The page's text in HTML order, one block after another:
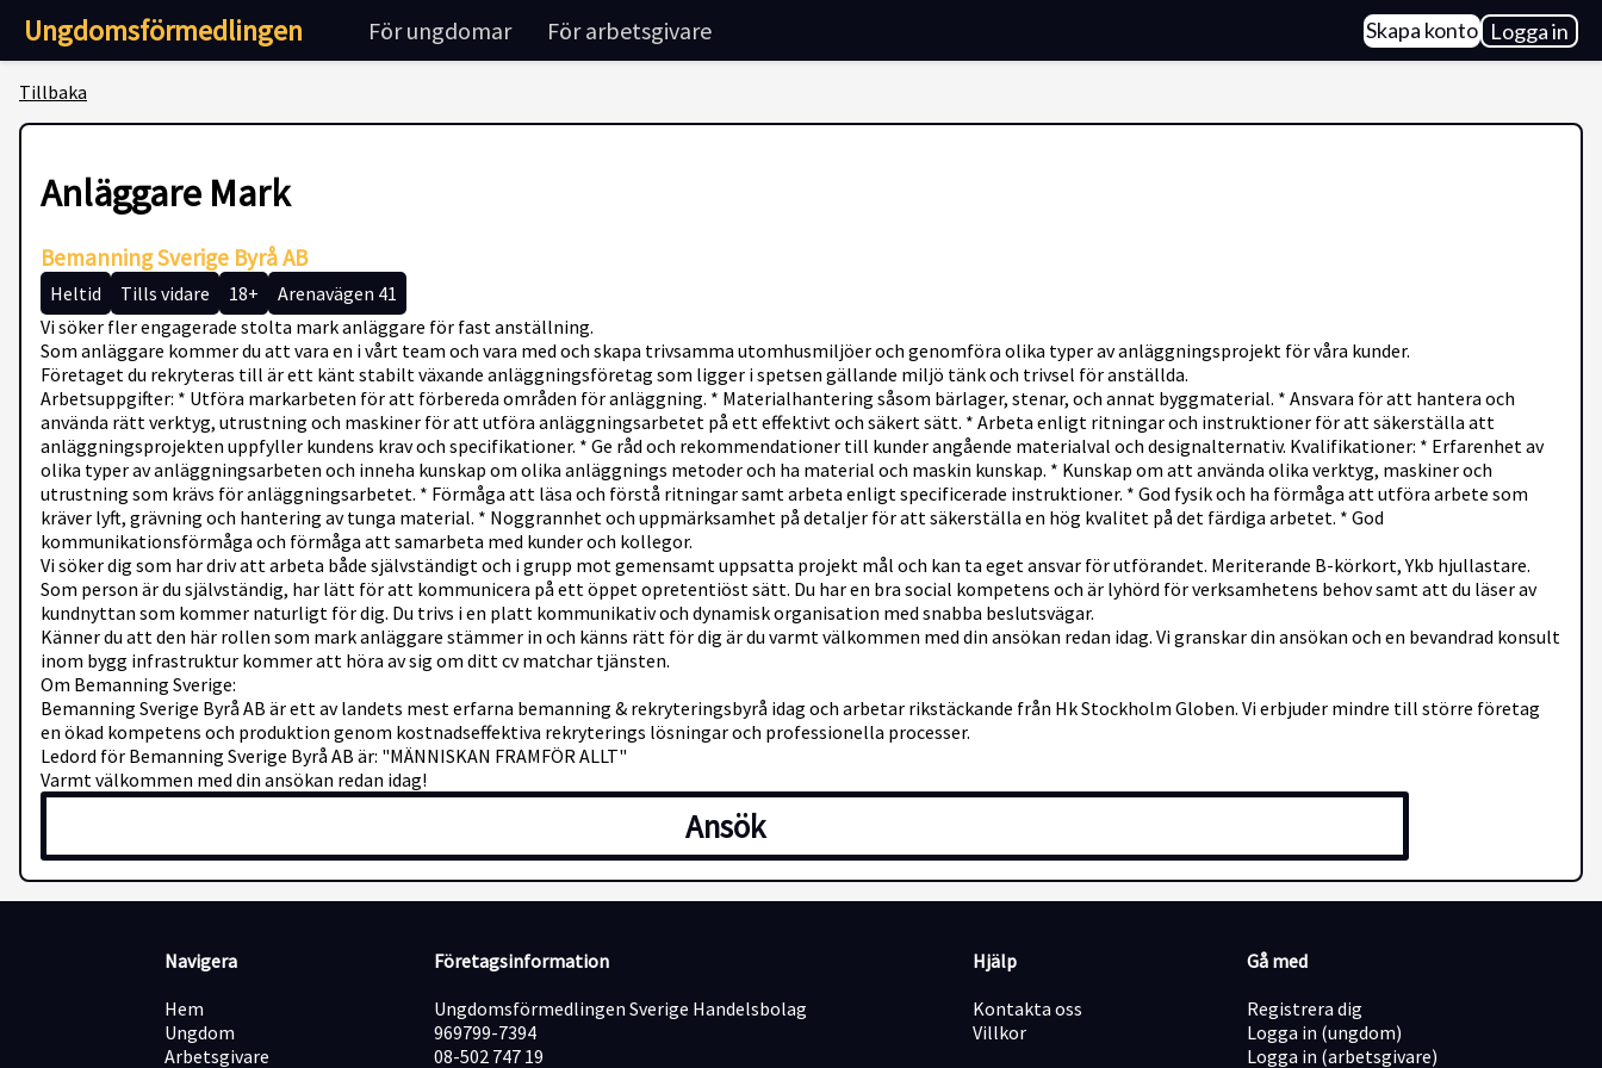
Ungdomsförmedlingen För ungdomar För arbetsgivare Skapa konto Logga in
Tillbaka
Anläggare Mark
Bemanning Sverige Byrå AB
Heltid Tills vidare 18+
Arenavägen 41
Vi söker fler engagerade stolta mark anläggare för fast anställning.
Som anläggare kommer du att vara en i vårt team och vara med och skapa trivsamma utomhusmiljöer och genomföra olika typer av anläggningsprojekt för våra kunder.
Företaget du rekryteras till är ett känt stabilt växande anläggningsföretag som ligger i spetsen gällande miljö tänk och trivsel för anställda.
Arbetsuppgifter: * Utföra markarbeten för att förbereda områden för anläggning. * Materialhantering såsom bärlager, stenar, och annat byggmaterial. * Ansvara för att hantera och
använda rätt verktyg, utrustning och maskiner för att utföra anläggningsarbetet på ett effektivt och säkert sätt. * Arbeta enligt ritningar och instruktioner för att säkerställa att
anläggningsprojekten uppfyller kundens krav och specifikationer. * Ge råd och rekommendationer till kunder angående materialval och designalternativ. Kvalifikationer: * Erfarenhet av
olika typer av anläggningsarbeten och inneha kunskap om olika anläggnings metoder och ha material och maskin kunskap. * Kunskap om att använda olika verktyg, maskiner och
utrustning som krävs för anläggningsarbetet. * Förmåga att läsa och förstå ritningar samt arbeta enligt specificerade instruktioner. * God fysik och ha förmåga att utföra arbete som
kräver lyft, grävning och hantering av tunga material. * Noggrannhet och uppmärksamhet på detaljer för att säkerställa en hög kvalitet på det färdiga arbetet. * God
kommunikationsförmåga och förmåga att samarbeta med kunder och kollegor.
Vi söker dig som har driv att arbeta både självständigt och i grupp mot gemensamt uppsatta projekt mål och kan ta eget ansvar för utförandet. Meriterande B-körkort, Ykb hjullastare.
Som person är du självständig, har lätt för att kommunicera på ett öppet opretentiöst sätt. Du har en bra social kompetens och är lyhörd för verksamhetens behov samt att du läser av
kundnyttan som kommer naturligt för dig. Du trivs i en platt kommunikativ och dynamisk organisation med snabba beslutsvägar.
Känner du att den här rollen som mark anläggare stämmer in och känns rätt för dig är du varmt välkommen med din ansökan redan idag. Vi granskar din ansökan och en bevandrad konsult
inom bygg infrastruktur kommer att höra av sig om ditt cv matchar tjänsten.
Om Bemanning Sverige:
Bemanning Sverige Byrå AB är ett av landets mest erfarna bemanning & rekryteringsbyrå idag och arbetar rikstäckande från Hk Stockholm Globen. Vi erbjuder mindre till större företag
en ökad kompetens och produktion genom kostnadseffektiva rekryterings lösningar och professionella processer.
Ledord för Bemanning Sverige Byrå AB är: "MÄNNISKAN FRAMFÖR ALLT"
Varmt välkommen med din ansökan redan idag!
Ansök
Navigera
Hem
Ungdom
Arbetsgivare
Företagsinformation
Ungdomsförmedlingen Sverige Handelsbolag
969799-7394
08-502 747 19
Hjälp
Kontakta oss
Villkor
Gå med
Registrera dig
Logga in (ungdom)
Logga in (arbetsgivare)